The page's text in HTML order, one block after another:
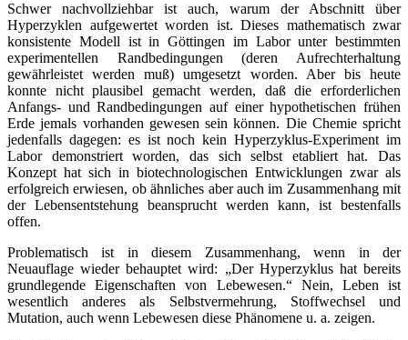
Schwer nachvollziehbar ist auch, warum der Abschnitt über
Hyperzyklen aufgewertet worden ist. Dieses mathematisch zwar
konsistente Modell ist in Göttingen im Labor unter bestimmten
experimentellen Randbedingungen (deren Aufrechterhaltung
gewährleistet werden muß) umgesetzt worden. Aber bis heute
konnte nicht plausibel gemacht werden, daß die erforderlichen
Anfangs- und Randbedingungen auf einer hypothetischen frühen
Erde jemals vorhanden gewesen sein können. Die Chemie spricht
jedenfalls dagegen: es ist noch kein Hyperzyklus-Experiment im
Labor demonstriert worden, das sich selbst etabliert hat. Das
Konzept hat sich in biotechnologischen Entwicklungen zwar als
erfolgreich erwiesen, ob ähnliches aber auch im Zusammenhang mit
der Lebensentstehung beansprucht werden kann, ist bestenfalls
offen.
Problematisch ist in diesem Zusammenhang, wenn in der
Neuauflage wieder behauptet wird: „Der Hyperzyklus hat bereits
grundlegende Eigenschaften von Lebewesen.“ Nein, Leben ist
wesentlich anderes als Selbstvermehrung, Stoffwechsel und
Mutation, auch wenn Lebewesen diese Phänomene u. a. zeigen.